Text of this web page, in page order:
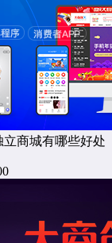
商城有哪些好处